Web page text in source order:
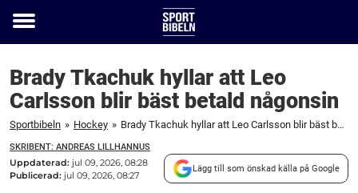
Toggle
Brady Tkachuk hyllar att Leo
Carlsson blir bäst betald någonsin
Sportbibeln » Hockey » Brady Tkachuk hyllar att Leo Carlsson blir bäst betald någonsin
SKRIBENT: ANDREAS LILLHANNUS
Uppdaterad: jul 09, 2026, 08:28
Publicerad: jul 09, 2026, 08:27
Lägg till som önskad källa på Google